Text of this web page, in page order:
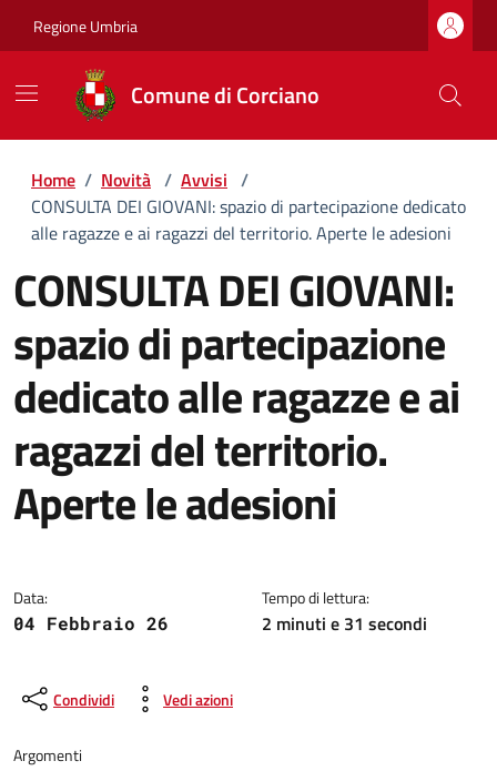
Regione Umbria
Comune di Corciano
Home / Novità / Avvisi /
CONSULTA DEI GIOVANI: spazio di partecipazione dedicato
alle ragazze e ai ragazzi del territorio. Aperte le adesioni
CONSULTA DEI GIOVANI:
spazio di partecipazione
dedicato alle ragazze e ai
ragazzi del territorio.
Aperte le adesioni
Data:
04 Febbraio 26
Tempo di lettura:
2 minuti e 31 secondi
Condividi Vedi azioni
Argomenti